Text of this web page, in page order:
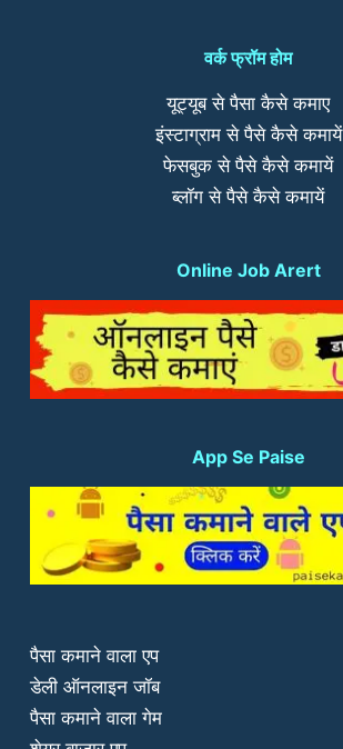
वर्क फ्रॉम होम
यूट्यूब से पैसा कैसे कमाए
इंस्टाग्राम से पैसे कैसे कमायें
फेसबुक से पैसे कैसे कमायें
ब्लॉग से पैसे कैसे कमायें
Online Job Arert
App Se Paise
पैसा कमाने वाला एप
डेली ऑनलाइन जॉब
पैसा कमाने वाला गेम